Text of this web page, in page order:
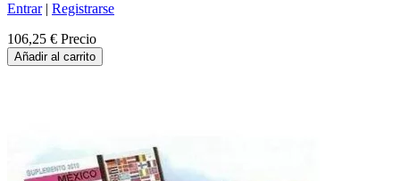
Entrar| Registrarse
106,25 € Precio
Añadir al carrito